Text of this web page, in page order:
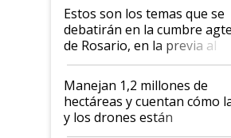
Estos son los temas que se
debatirán en la cumbre
de Rosario, en la previa al
Congreso Aapresid 2026
Manejan 1,2 millones de
hectáreas y cuentan cómo
y los drones están
transformando a la